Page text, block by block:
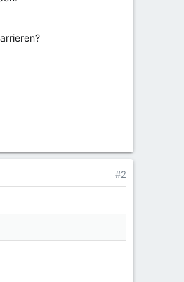
#2